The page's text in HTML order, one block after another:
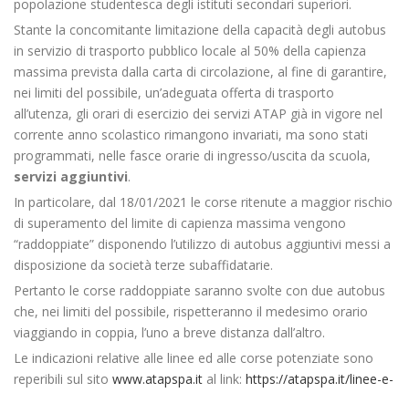
popolazione studentesca degli istituti secondari superiori.
Stante la concomitante limitazione della capacità degli autobus
in servizio di trasporto pubblico locale al 50% della capienza
massima prevista dalla carta di circolazione, al fine di garantire,
nei limiti del possibile, un’adeguata offerta di trasporto
all’utenza, gli orari di esercizio dei servizi ATAP già in vigore nel
corrente anno scolastico rimangono invariati, ma sono stati
programmati, nelle fasce orarie di ingresso/uscita da scuola,
servizi aggiuntivi.
In particolare, dal 18/01/2021 le corse ritenute a maggior rischio
di superamento del limite di capienza massima vengono
“raddoppiate” disponendo l’utilizzo di autobus aggiuntivi messi a
disposizione da società terze subaffidatarie.
Pertanto le corse raddoppiate saranno svolte con due autobus
che, nei limiti del possibile, rispetteranno il medesimo orario
viaggiando in coppia, l’uno a breve distanza dall’altro.
Le indicazioni relative alle linee ed alle corse potenziate sono
reperibili sul sito www.atapspa.it al link: https://atapspa.it/linee-e-